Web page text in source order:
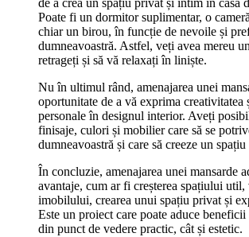
de a crea un spațiu privat și intim în casa
Poate fi un dormitor suplimentar, o
chiar un birou, în funcție de nevoile și
dumneavoastră. Astfel, veți avea mereu
retrageți și să vă relaxați în liniște.
Nu în ultimul rând, amenajarea unei
oportunitate de a vă exprima creativitatea
personale în designul interior. Aveți
finisaje, culori și mobilier care să se
dumneavoastră și care să creeze un
În concluzie, amenajarea unei mansarde
avantaje, cum ar fi creșterea spațiului
imobilului, crearea unui spațiu privat și
Este un proiect care poate aduce
din punct de vedere practic, cât și estetic.